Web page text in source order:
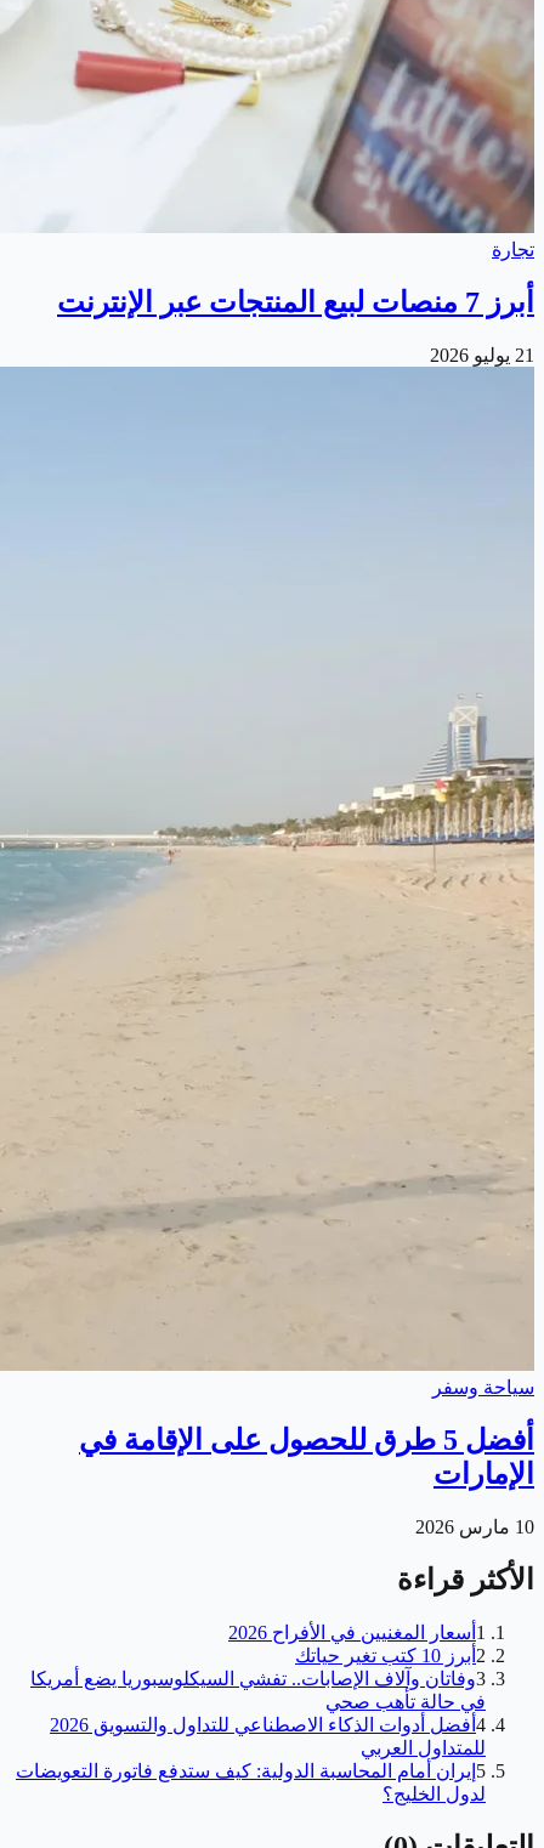
تجارة
أبرز 7 منصات لبيع المنتجات عبر الإنترنت
21 يوليو 2026
سياحة وسفر
أفضل 5 طرق للحصول على الإقامة في
الإمارات
10 مارس 2026
الأكثر قراءة
1 أسعار المغنيين في الأفراح 2026
2 أبرز 10 كتب تغير حياتك
3وفاتان وآلاف الإصابات.. تفشي السيكلوسبوريا يضع أمريكا
في حالة تأهب صحي
4
أفضل أدوات الذكاء الاصطناعي للتداول والتسويق 2026
للمتداول العربي
5 إيران أمام المحاسبة الدولية: كيف ستدفع فاتورة التعويضات
لدول الخليج؟